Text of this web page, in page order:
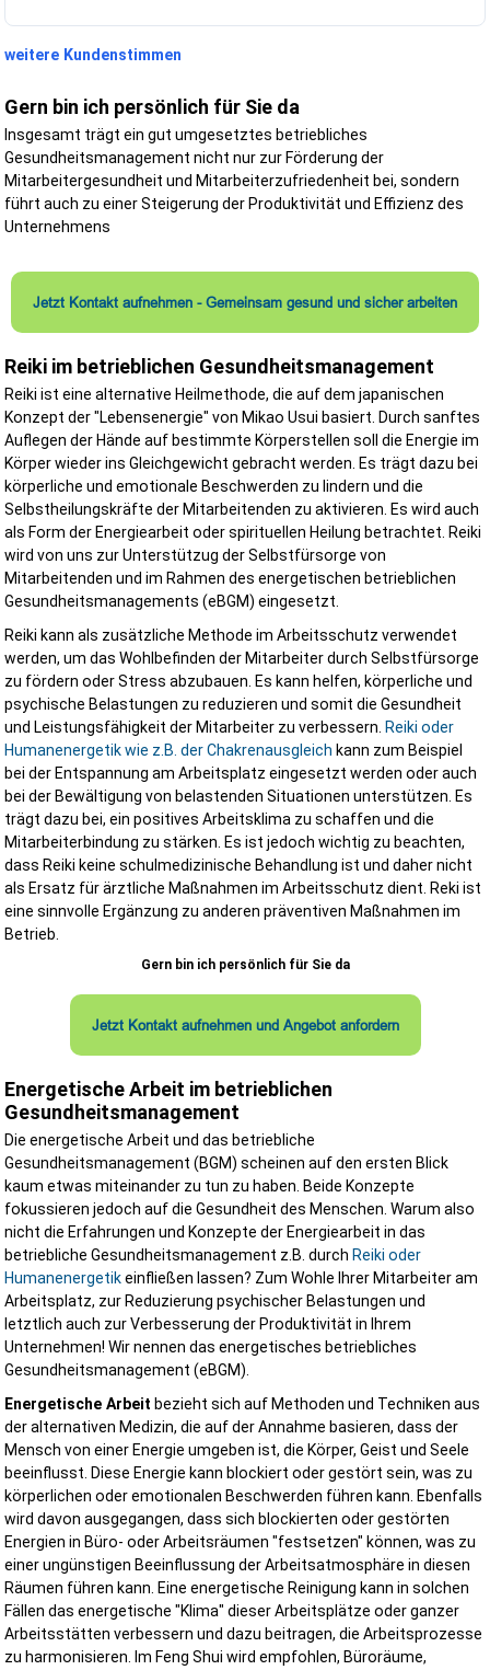
Bereits vor Baubeginn unterstützen wir Sie durch:
Erstellung des Sicherheits- und Gesundheitsschutzplans
Beratung bei der Planung sicherer Bauabläufe
Erstellung der Vorankündigung
Mitwirkung bei der Unterlage für spätere Arbeiten
Ermittlung möglicher Gefährdungen
Abstimmung der Schutzmaßnahmen
Eine gute Planung spart später Zeit, Geld und vermeidet unnötige
Risiken.
Während der Bauausführung
Während der Bauarbeiten übernehmen wir unter anderem:
regelmäßige Baustellenbegehungen
Überprüfung der Einhaltung des SiGe-Plans
Dokumentation der Begehungen
Unterstützung der Bauleitung
Anpassung der Schutzmaßnahmen bei Änderungen
Beratung bei sicherheitsrelevanten Fragestellungen
Dabei arbeiten wir lösungsorientiert und partnerschaftlich mit allen
Beteiligten zusammen.
Kundenstimmen
Wir haben unser Bauprojekt begleiten lassen. Danke für die
Betreuung. Das nächste mal seid Ihr wieder am Start.
Jan H.
★★★★★
Die Zusammenarbeit war von Anfang an professionell und
unkompliziert. Die Beratung war praxisnah und genau auf die
Anforderungen unseres Unternehmens abgestimmt.
beeindruckt hat uns...
Franz S.
★★★★☆
Danke für die schnelle Hilfe bei der Gefährdungsbeurteilung.
T. Müller
weitere Kundenstimmen
Ihre Vorteile in der Zusammenarbeit mit uns
Wir kennen die Anforderungen kleiner und großer Bauvorhaben.
Kunden profitieren von:
persönlicher Betreuung
schneller Erreichbarkeit
langjähriger Erfahrung im Arbeitsschutz
praxisnahen Lösungen
rechtssicherer Dokumentation
Wir verstehen uns nicht als Kontrolleur, sondern als Partner für
sicheren und erfolgreichen Bauablauf.
weitere Kundenstimmen
Gern bin ich persönlich für Sie da
Insgesamt trägt ein gut umgesetztes betriebliches
Gesundheitsmanagement nicht nur zur Förderung der
Mitarbeitergesundheit und Mitarbeiterzufriedenheit bei, sondern
führt auch zu einer Steigerung der Produktivität und Effizienz des
Unternehmens
Jetzt Kontakt aufnehmen - Gemeinsam gesund und sicher arbeiten
Reiki im betrieblichen Gesundheitsmanagement
Reiki ist eine alternative Heilmethode, die auf dem japanischen
Konzept der "Lebensenergie" von Mikao Usui basiert. Durch sanftes
Auflegen der Hände auf bestimmte Körperstellen soll die Energie im
Körper wieder ins Gleichgewicht gebracht werden. Es trägt dazu bei
körperliche und emotionale Beschwerden zu lindern und die
Selbstheilungskräfte der Mitarbeitenden zu aktivieren. Es wird auch
als Form der Energiearbeit oder spirituellen Heilung betrachtet. Reiki
wird von uns zur Unterstützug der Selbstfürsorge von
Mitarbeitenden und im Rahmen des energetischen betrieblichen
Gesundheitsmanagements (eBGM) eingesetzt.
Reiki kann als zusätzliche Methode im Arbeitsschutz verwendet
werden, um das Wohlbefinden der Mitarbeiter durch Selbstfürsorge
zu fördern oder Stress abzubauen. Es kann helfen, körperliche und
psychische Belastungen zu reduzieren und somit die Gesundheit
und Leistungsfähigkeit der Mitarbeiter zu verbessern. Reiki oder
Humanenergetik wie z.B. der Chakrenausgleich kann zum Beispiel
bei der Entspannung am Arbeitsplatz eingesetzt werden oder auch
bei der Bewältigung von belastenden Situationen unterstützen. Es
trägt dazu bei, ein positives Arbeitsklima zu schaffen und die
Mitarbeiterbindung zu stärken. Es ist jedoch wichtig zu beachten,
dass Reiki keine schulmedizinische Behandlung ist und daher nicht
als Ersatz für ärztliche Maßnahmen im Arbeitsschutz dient. Reki ist
eine sinnvolle Ergänzung zu anderen präventiven Maßnahmen im
Betrieb.
Gern bin ich persönlich für Sie da
Jetzt Kontakt aufnehmen und Angebot anfordern
Energetische Arbeit im betrieblichen
Gesundheitsmanagement
Die energetische Arbeit und das betriebliche
Gesundheitsmanagement (BGM) scheinen auf den ersten Blick
kaum etwas miteinander zu tun zu haben. Beide Konzepte
fokussieren jedoch auf die Gesundheit des Menschen. Warum also
nicht die Erfahrungen und Konzepte der Energiearbeit in das
betriebliche Gesundheitsmanagement z.B. durch Reiki oder
Humanenergetikeinfließen lassen? Zum Wohle Ihrer Mitarbeiter am
Arbeitsplatz, zur Reduzierung psychischer Belastungen und
letztlich auch zur Verbesserung der Produktivität in Ihrem
Unternehmen! Wir nennen das energetisches betriebliches
Gesundheitsmanagement (eBGM).
Energetische Arbeit bezieht sich auf Methoden und Techniken aus
der alternativen Medizin, die auf der Annahme basieren, dass der
Mensch von einer Energie umgeben ist, die Körper, Geist und Seele
beeinflusst. Diese Energie kann blockiert oder gestört sein, was zu
körperlichen oder emotionalen Beschwerden führen kann. Ebenfalls
wird davon ausgegangen, dass sich blockierten oder gestörten
Energien in Büro- oder Arbeitsräumen "festsetzen" können, was zu
einer ungünstigen Beeinflussung der Arbeitsatmosphäre in diesen
Räumen führen kann. Eine energetische Reinigung kann in solchen
Fällen das energetische "Klima" dieser Arbeitsplätze oder ganzer
Arbeitsstätten verbessern und dazu beitragen, die Arbeitsprozesse
zu harmonisieren. Im Feng Shui wird empfohlen, Büroräume,